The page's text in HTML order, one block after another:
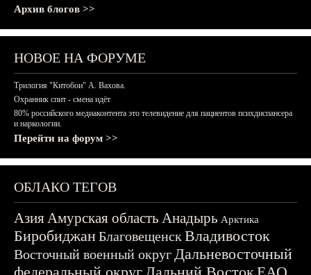
Архив блогов >>
НОВОЕ НА ФОРУМЕ
Трилогия "Китобои" А. Вахова.
Охранник спит - смена идёт
80% российского медиаконтента это телевидение для пациентов психдиспансера
и наркологии.
Перейти на форум >>
ОБЛАКО ТЕГОВ
АзияАмурская область Анадырь Арктика
БиробиджанБлаговещенскВладивосток
Восточный военный округДальневосточный